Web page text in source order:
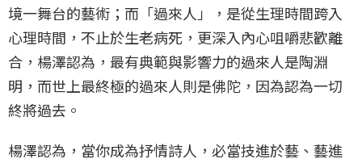
境一舞台的藝術；而「過來人」，是從生理時間跨入
心理時間，不止於生老病死，更深入內心咀嚼悲歡離
合，楊澤認為，最有典範與影響力的過來人是陶淵
明，而世上最終極的過來人則是佛陀，因為認為一切
終將過去。
楊澤認為，當你成為抒情詩人，必當技進於藝、藝進